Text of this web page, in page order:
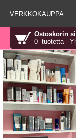
VERKKOKAUPPA
Ostoskorin
0 tuotetta -